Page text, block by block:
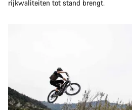
rijkwaliteiten tot stand brengt.